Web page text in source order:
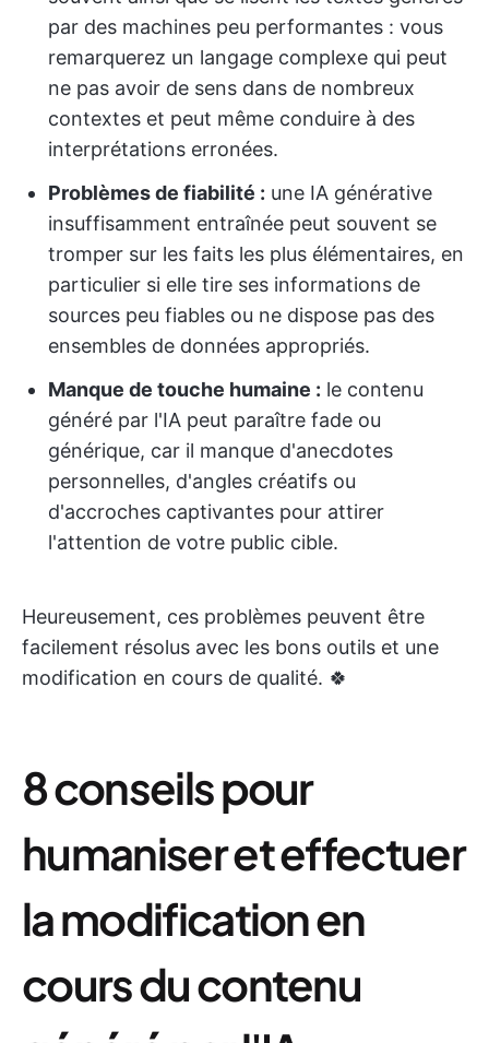
par des machines peu performantes : vous
remarquerez un langage complexe qui peut
ne pas avoir de sens dans de nombreux
contextes et peut même conduire à des
interprétations erronées.
Problèmes de fiabilité : une IA générative
insuffisamment entraînée peut souvent se
tromper sur les faits les plus élémentaires, en
particulier si elle tire ses informations de
sources peu fiables ou ne dispose pas des
ensembles de données appropriés.
Manque de touche humaine : le contenu
généré par l'IA peut paraître fade ou
générique, car il manque d'anecdotes
personnelles, d'angles créatifs ou
d'accroches captivantes pour attirer
l'attention de votre public cible.
Heureusement, ces problèmes peuvent être
facilement résolus avec les bons outils et une
modification en cours de qualité. 🍀
8 conseils pour
humaniser et effectuer
la modification en
cours du contenu